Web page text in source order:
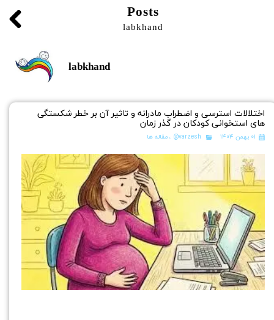
Posts
labkhand
labkhand
اختلالات استرسی و اضطراب مادرانه و تاثیر آن بر خطر شکستگی
های استخوانی کودکان در گذر زمان
۰۱ بهمن ۱۴۰۴ varzesh@ ،مقاله ها